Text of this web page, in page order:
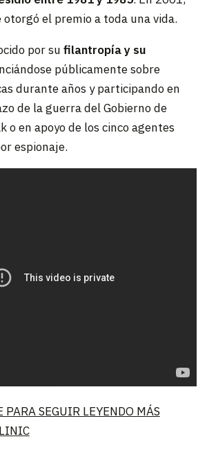
el premio a toda una vida.
por su filantropía y su
públicamente sobre
durante años y participando en
de la guerra del Gobierno de
o en apoyo de los cinco agentes
espionaje.
PARA SEGUIR LEYENDO MÁS